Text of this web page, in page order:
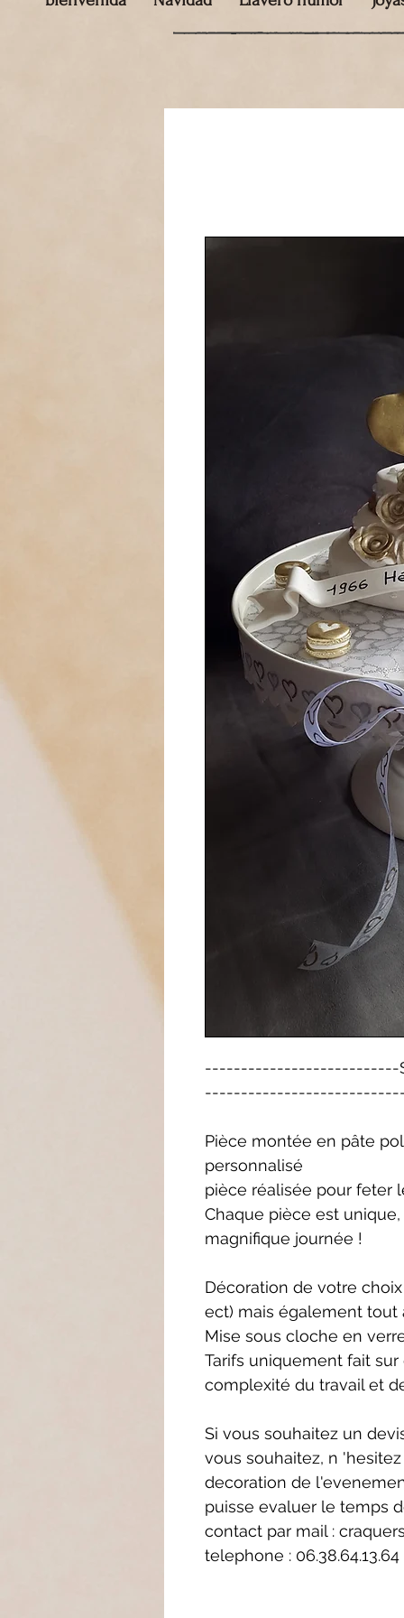
---------------------------
Pièce montée en pâte
personnalisé
pièce réalisée pour feter
Chaque pièce est
magnifique journée !
Décoration de votre
ect) mais également tout
Mise sous cloche en
Tarifs uniquement fait
complexité du travail et
Si vous souhaitez un
vous souhaitez, n
decoration de
puisse evaluer le temps
contact par mail :
telephone : 06.38.64.13.64